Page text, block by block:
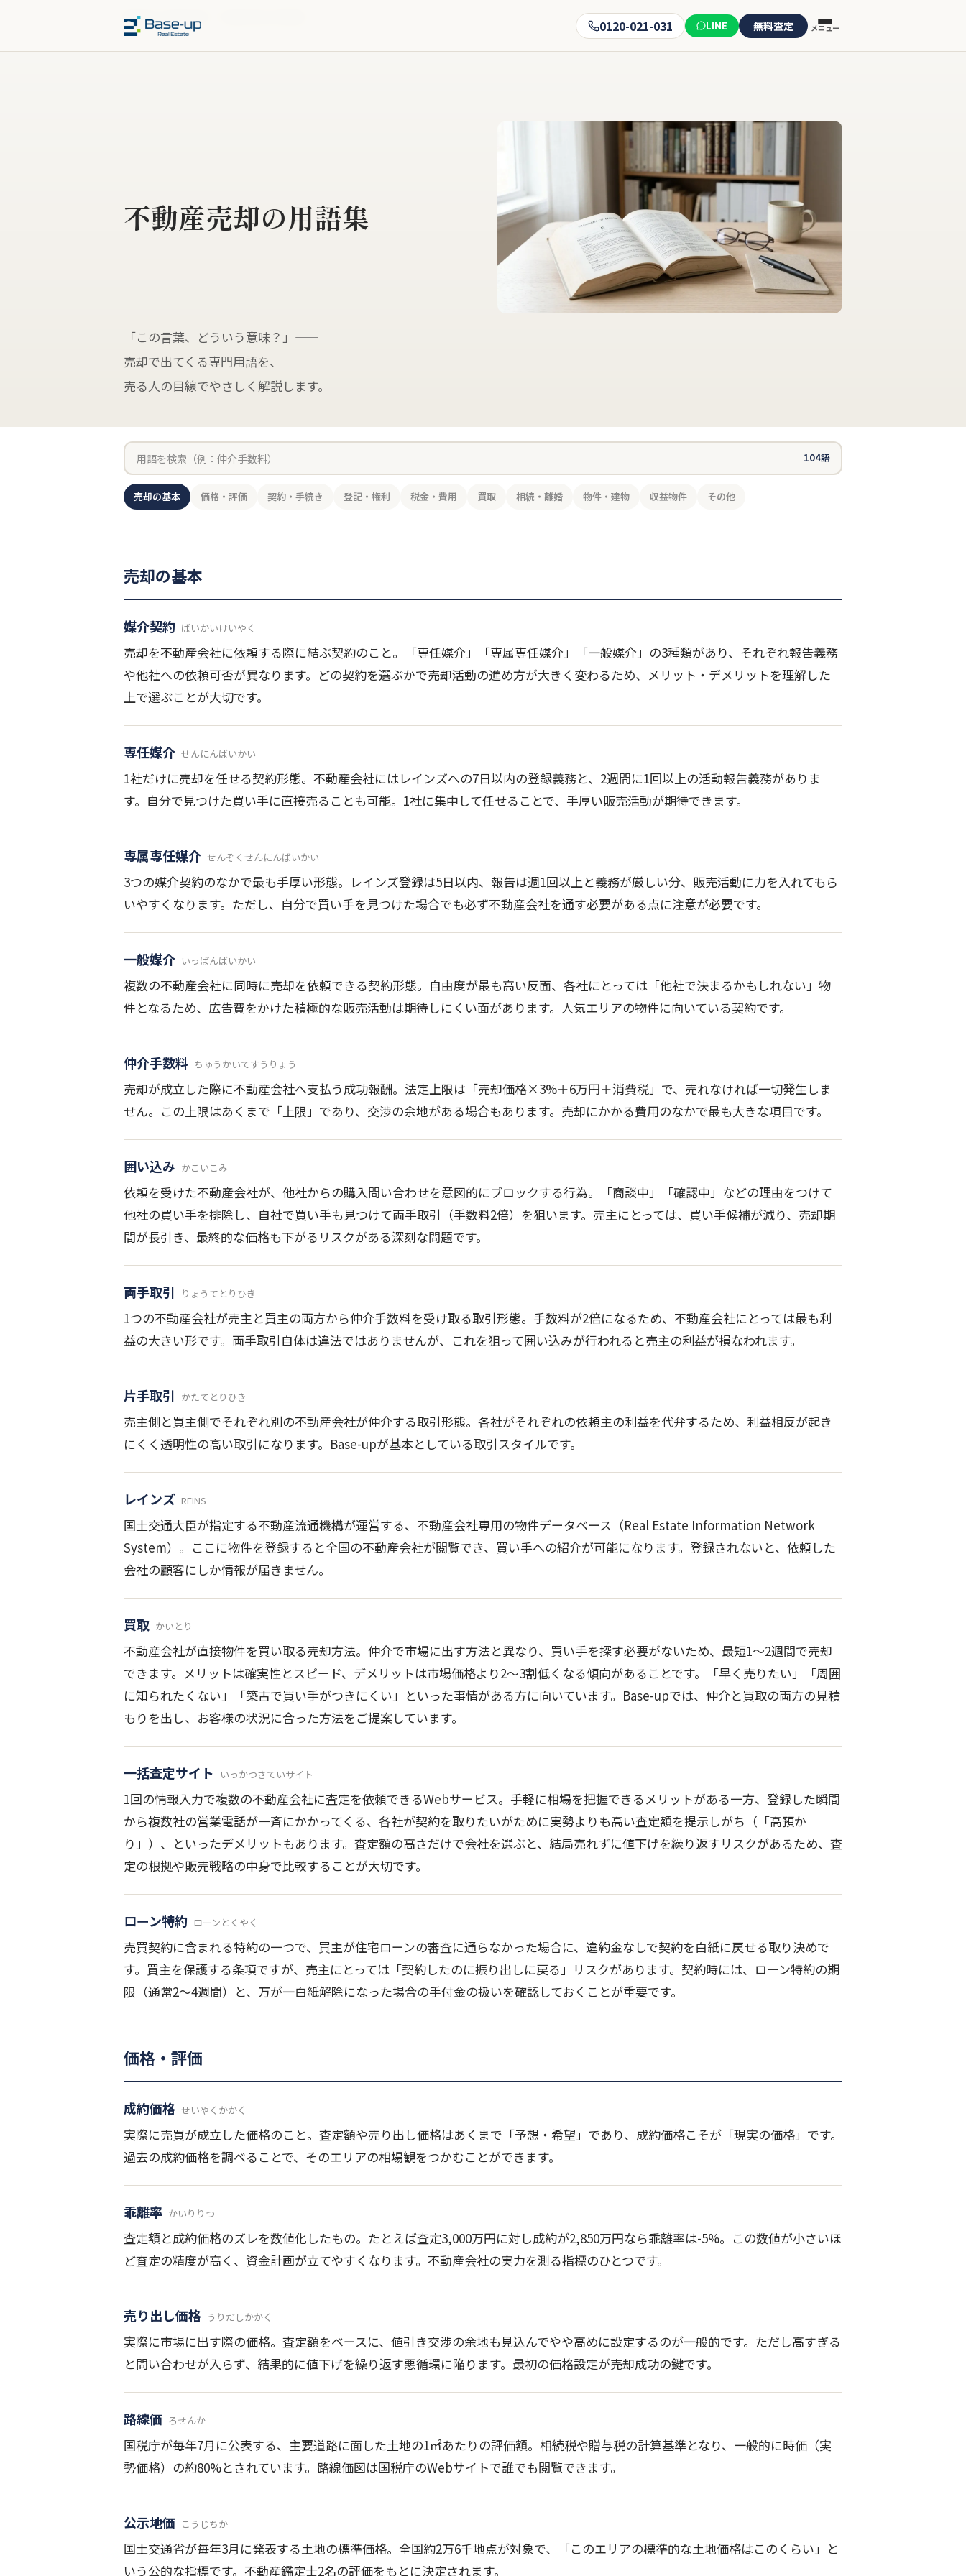
0120-021-031 LINE 無料査定 メニュー
福岡市の不動産売却
不動産売却の用語集
「この言葉、どういう意味？」——
売却で出てくる専門用語を、
売る人の目線でやさしく解説します。
104語
売却の基本 価格・評価 契約・手続き 登記・権利 税金・費用 買取 相続・離婚 物件・建物 収益物件 その他
売却の基本
媒介契約 ばいかいけいやく
売却を不動産会社に依頼する際に結ぶ契約のこと。「専任媒介」「専属専任媒介」「一般媒介」の3種類があり、それぞれ報告義務
や他社への依頼可否が異なります。どの契約を選ぶかで売却活動の進め方が大きく変わるため、メリット・デメリットを理解した
上で選ぶことが大切です。
専任媒介 せんにんばいかい
1社だけに売却を任せる契約形態。不動産会社にはレインズへの7日以内の登録義務と、2週間に1回以上の活動報告義務がありま
す。自分で見つけた買い手に直接売ることも可能。1社に集中して任せることで、手厚い販売活動が期待できます。
専属専任媒介 せんぞくせんにんばいかい
3つの媒介契約のなかで最も手厚い形態。レインズ登録は5日以内、報告は週1回以上と義務が厳しい分、販売活動に力を入れてもら
いやすくなります。ただし、自分で買い手を見つけた場合でも必ず不動産会社を通す必要がある点に注意が必要です。
一般媒介 いっぱんばいかい
複数の不動産会社に同時に売却を依頼できる契約形態。自由度が最も高い反面、各社にとっては「他社で決まるかもしれない」物
件となるため、広告費をかけた積極的な販売活動は期待しにくい面があります。人気エリアの物件に向いている契約です。
仲介手数料 ちゅうかいてすうりょう
売却が成立した際に不動産会社へ支払う成功報酬。法定上限は「売却価格×3%＋6万円＋消費税」で、売れなければ一切発生しま
せん。この上限はあくまで「上限」であり、交渉の余地がある場合もあります。売却にかかる費用のなかで最も大きな項目です。
囲い込み かこいこみ
依頼を受けた不動産会社が、他社からの購入問い合わせを意図的にブロックする行為。「商談中」「確認中」などの理由をつけて
他社の買い手を排除し、自社で買い手も見つけて両手取引（手数料2倍）を狙います。売主にとっては、買い手候補が減り、売却期
間が長引き、最終的な価格も下がるリスクがある深刻な問題です。
両手取引 りょうてとりひき
1つの不動産会社が売主と買主の両方から仲介手数料を受け取る取引形態。手数料が2倍になるため、不動産会社にとっては最も利
益の大きい形です。両手取引自体は違法ではありませんが、これを狙って囲い込みが行われると売主の利益が損なわれます。
片手取引 かたてとりひき
売主側と買主側でそれぞれ別の不動産会社が仲介する取引形態。各社がそれぞれの依頼主の利益を代弁するため、利益相反が起き
にくく透明性の高い取引になります。Base-upが基本としている取引スタイルです。
レインズ REINS
国土交通大臣が指定する不動産流通機構が運営する、不動産会社専用の物件データベース（Real Estate Information Network
System）。ここに物件を登録すると全国の不動産会社が閲覧でき、買い手への紹介が可能になります。登録されないと、依頼した
会社の顧客にしか情報が届きません。
買取 かいとり
不動産会社が直接物件を買い取る売却方法。仲介で市場に出す方法と異なり、買い手を探す必要がないため、最短1〜2週間で売却
できます。メリットは確実性とスピード、デメリットは市場価格より2〜3割低くなる傾向があることです。「早く売りたい」「周囲
に知られたくない」「築古で買い手がつきにくい」といった事情がある方に向いています。Base-upでは、仲介と買取の両方の見積
もりを出し、お客様の状況に合った方法をご提案しています。
一括査定サイト いっかつさていサイト
1回の情報入力で複数の不動産会社に査定を依頼できるWebサービス。手軽に相場を把握できるメリットがある一方、登録した瞬間
から複数社の営業電話が一斉にかかってくる、各社が契約を取りたいがために実勢よりも高い査定額を提示しがち（「高預か
り」）、といったデメリットもあります。査定額の高さだけで会社を選ぶと、結局売れずに値下げを繰り返すリスクがあるため、査
定の根拠や販売戦略の中身で比較することが大切です。
ローン特約 ローンとくやく
売買契約に含まれる特約の一つで、買主が住宅ローンの審査に通らなかった場合に、違約金なしで契約を白紙に戻せる取り決めで
す。買主を保護する条項ですが、売主にとっては「契約したのに振り出しに戻る」リスクがあります。契約時には、ローン特約の期
限（通常2〜4週間）と、万が一白紙解除になった場合の手付金の扱いを確認しておくことが重要です。
価格・評価
成約価格 せいやくかかく
実際に売買が成立した価格のこと。査定額や売り出し価格はあくまで「予想・希望」であり、成約価格こそが「現実の価格」です。
過去の成約価格を調べることで、そのエリアの相場観をつかむことができます。
乖離率 かいりりつ
査定額と成約価格のズレを数値化したもの。たとえば査定3,000万円に対し成約が2,850万円なら乖離率は-5%。この数値が小さいほ
ど査定の精度が高く、資金計画が立てやすくなります。不動産会社の実力を測る指標のひとつです。
売り出し価格 うりだしかかく
実際に市場に出す際の価格。査定額をベースに、値引き交渉の余地も見込んでやや高めに設定するのが一般的です。ただし高すぎる
と問い合わせが入らず、結果的に値下げを繰り返す悪循環に陥ります。最初の価格設定が売却成功の鍵です。
路線価 ろせんか
国税庁が毎年7月に公表する、主要道路に面した土地の1㎡あたりの評価額。相続税や贈与税の計算基準となり、一般的に時価（実
勢価格）の約80%とされています。路線価図は国税庁のWebサイトで誰でも閲覧できます。
公示地価 こうじちか
国土交通省が毎年3月に発表する土地の標準価格。全国約2万6千地点が対象で、「このエリアの標準的な土地価格はこのくらい」と
いう公的な指標です。不動産鑑定士2名の評価をもとに決定されます。